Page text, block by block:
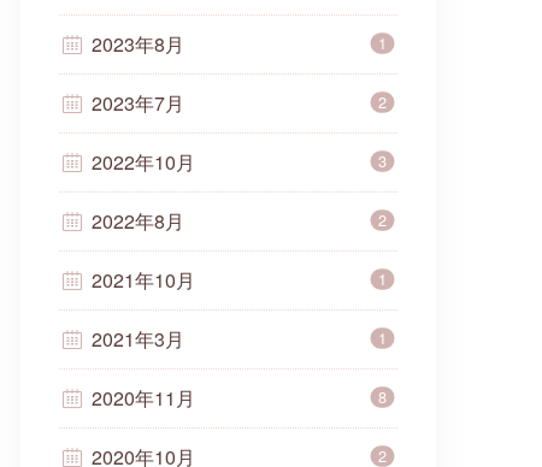
2023年8月 1
2023年7月 2
2022年10月 3
2022年8月 2
2021年10月 1
2021年3月 1
2020年11月 8
2020年10月 2